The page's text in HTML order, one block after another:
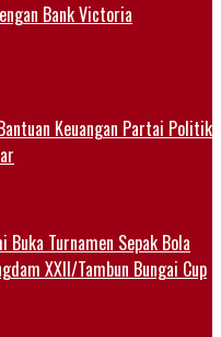
Bank Victoria
Keuangan Partai Politik
Turnamen Sepak Bola
XXII/Tambun Bungai Cup